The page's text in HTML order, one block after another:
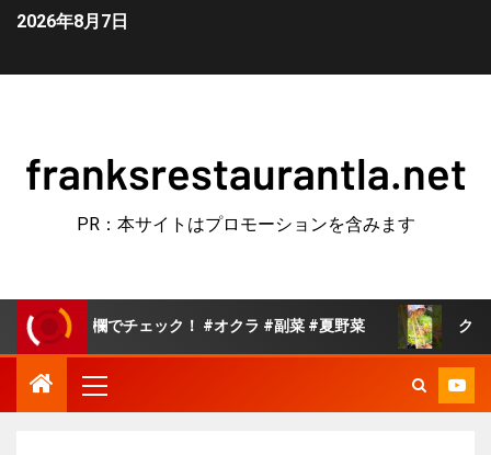
2026年8月7日
franksrestaurantla.net
PR：本サイトはプロモーションを含みます
要欄でチェック！ #オクラ #副菜 #夏野菜 クックパッ